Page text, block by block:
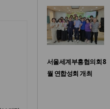
서울세계부흥협의회 8
월 연합성회 개최